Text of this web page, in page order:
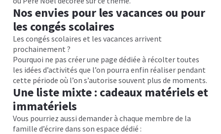
Nos envies pour les vacances ou pour
les congés scolaires
Les congés scolaires et les vacances arrivent
prochainement ?
Pourquoi ne pas créer une page dédiée à récolter toutes
les idées d’activités que l’on pourra enfin réaliser pendant
cette période où l’on s’autorise souvent plus de moments.
Une liste mixte : cadeaux matériels et
immatériels
Vous pourriez aussi demander à chaque membre de la
famille d’écrire dans son espace dédié :